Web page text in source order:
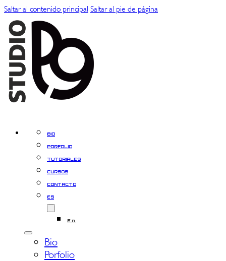
Saltar al contenido principal Saltar al pie de página
BIO
PORFOLIO
TUTORIALES
CURSOS
CONTACTO
ES
En
Bio
Porfolio